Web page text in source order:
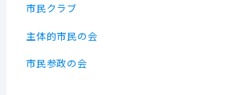
市民クラブ
主体的市民の会
市民参政の会